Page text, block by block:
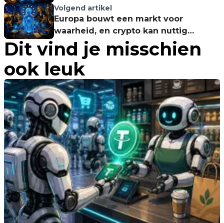
Volgend artikel
Europa bouwt een markt voor
waarheid, en crypto kan nuttig
worden
Dit vind je misschien
ook leuk